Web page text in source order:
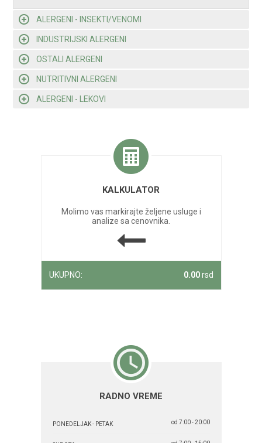
ALERGENI - INSEKTI/VENOMI
INDUSTRIJSKI ALERGENI
OSTALI ALERGENI
NUTRITIVNI ALERGENI
ALERGENI - LEKOVI
KALKULATOR
Molimo vas markirajte željene usluge i
analize sa cenovnika.
UKUPNO: 0.00rsd
RADNO VREME
PONEDELJAK - PETAK od 7:00 - 20:00